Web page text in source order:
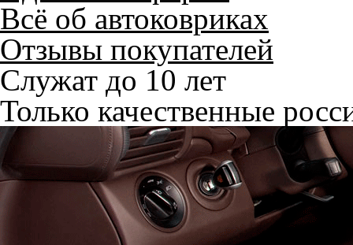
Всё об автоковриках
Отзывы покупателей
Служат до 10 лет
Только качественные